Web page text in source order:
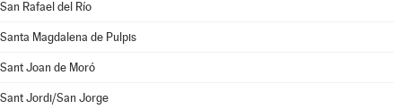
San Rafael del Río
Santa Magdalena de Pulpis
Sant Joan de Moró
Sant Jordi/San Jorge